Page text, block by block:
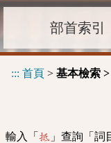
部首索引
::: 首頁 > 基本檢索
輸入「 抵 」查詢「詞